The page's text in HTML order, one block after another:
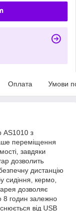
Оплата Умови
AS1010 з
переміщення
завдяки
дозволить
дистанцію
сидіння, кермо,
дозволяє
8 годин залежно
від USB